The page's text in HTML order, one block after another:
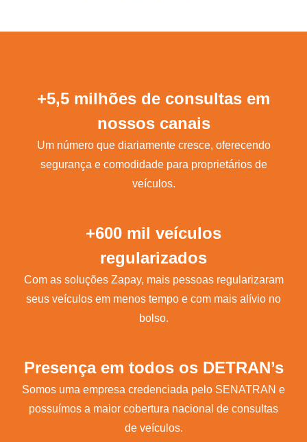
+5,5 milhões de consultas em
nossos canais
Um número que diariamente cresce, oferecendo
segurança e comodidade para proprietários de
veículos.
+600 mil veículos
regularizados
Com as soluções Zapay, mais pessoas regularizaram
seus veículos em menos tempo e com mais alívio no
bolso.
Presença em todos os DETRAN’s
Somos uma empresa credenciada pelo SENATRAN e
possuímos a maior cobertura nacional de consultas
de veículos.